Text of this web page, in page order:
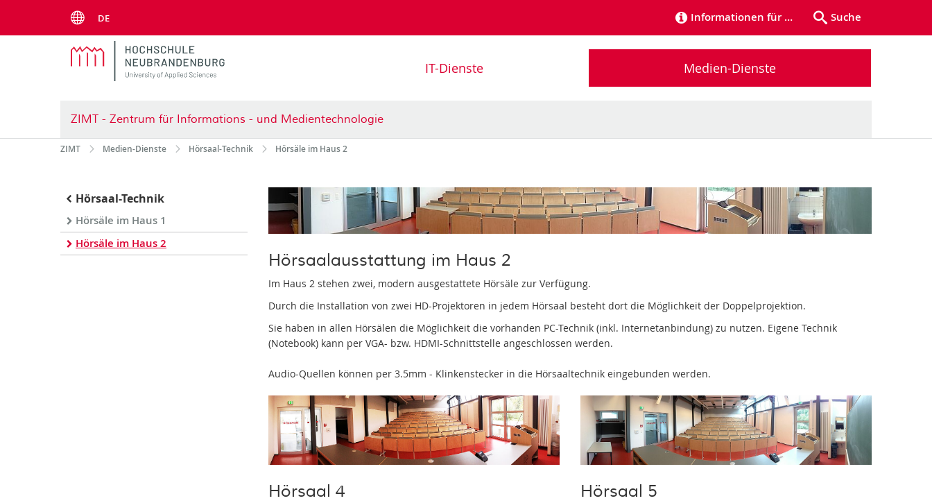
DE Informationen für … Suche
IT-Dienste Medien-Dienste
ZIMT - Zentrum für Informations - und Medientechnologie
ZIMT Medien-Dienste Hörsaal-Technik Hörsäle im Haus 2
Hörsaal-Technik
Hörsäle im Haus 1
Hörsäle im Haus 2
Hörsaalausstattung im Haus 2
Im Haus 2 stehen zwei, modern ausgestattete Hörsäle zur Verfügung.
Durch die Installation von zwei HD-Projektoren in jedem Hörsaal besteht dort die Möglichkeit der Doppelprojektion.
Sie haben in allen Hörsälen die Möglichkeit die vorhanden PC-Technik (inkl. Internetanbindung) zu nutzen. Eigene Technik
(Notebook) kann per VGA- bzw. HDMI-Schnittstelle angeschlossen werden.
Audio-Quellen können per 3.5mm - Klinkenstecker in die Hörsaaltechnik eingebunden werden.
Hörsaal 4 Hörsaal 5